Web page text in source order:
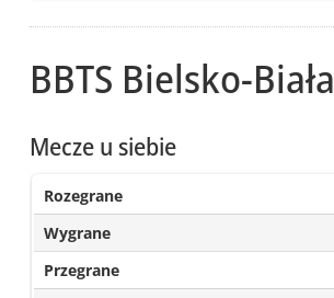
BBTS Bielsko-Biała
Mecze u siebie
Rozegrane
Wygrane
Przegrane